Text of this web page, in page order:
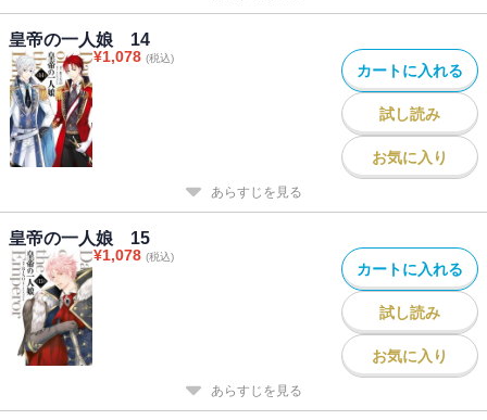
皇帝の一人娘 14
¥1,078 (税込)
カートに入れる
試し読み
お気に入り
あらすじを見る
皇帝の一人娘 15
¥1,078 (税込)
カートに入れる
試し読み
お気に入り
あらすじを見る